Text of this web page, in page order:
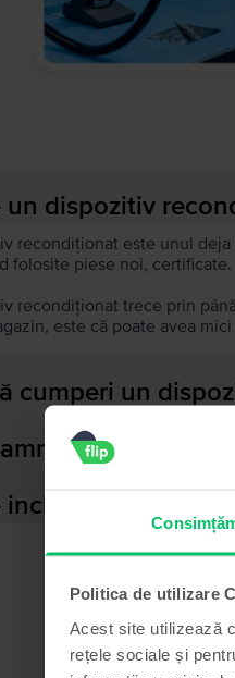
Politica de utilizare
Acest site utilizează
rețele sociale și
un dispozitiv
recondiționat este unul
folosite piese noi, certificate.
recondiționat trece prin
este că poate avea
cumperi un
baterie
inclus în cutia